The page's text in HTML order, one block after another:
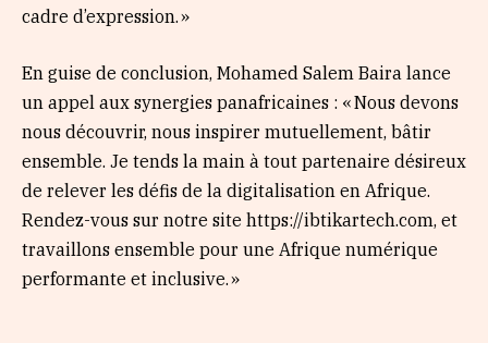
cadre d’expression. »
En guise de conclusion, Mohamed Salem Baira lance
un appel aux synergies panafricaines : « Nous devons
nous découvrir, nous inspirer mutuellement, bâtir
ensemble. Je tends la main à tout partenaire désireux
de relever les défis de la digitalisation en Afrique.
Rendez-vous sur notre site https://ibtikartech.com, et
travaillons ensemble pour une Afrique numérique
performante et inclusive. »